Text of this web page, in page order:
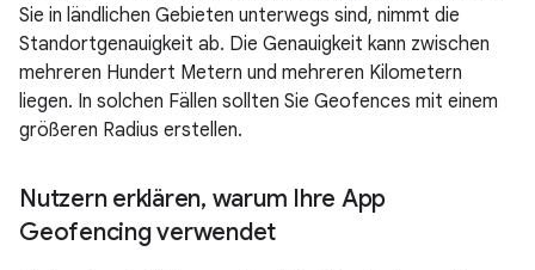
Sie in ländlichen Gebieten unterwegs sind, nimmt die
Standortgenauigkeit ab. Die Genauigkeit kann zwischen
mehreren Hundert Metern und mehreren Kilometern
liegen. In solchen Fällen sollten Sie Geofences mit einem
größeren Radius erstellen.
Nutzern erklären, warum Ihre App
Geofencing verwendet